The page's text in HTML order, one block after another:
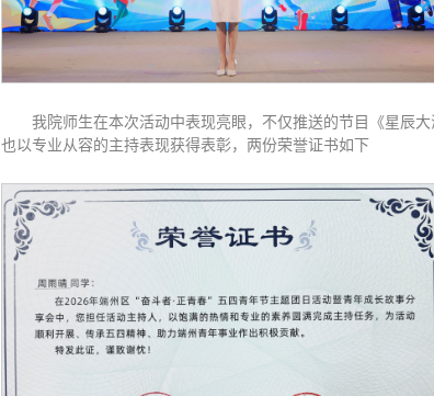
我院师生在本次活动中表现亮眼，不仅推送的节目《星辰
也以专业从容的主持表现获得表彰，两份荣誉证书如下